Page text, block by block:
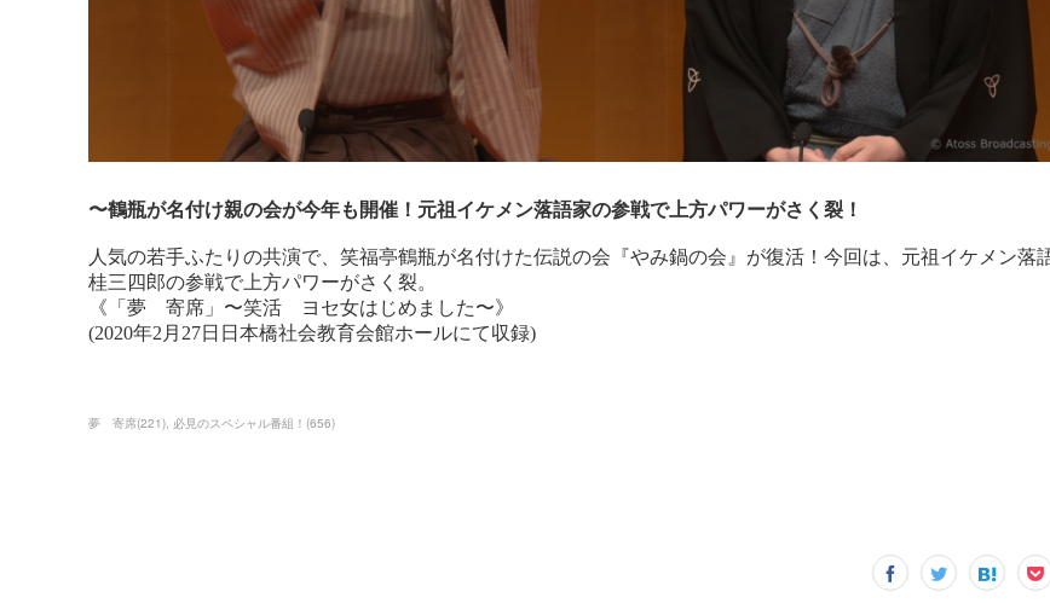
夢 寄席(221) 必見のスペシャル番組！ (656)